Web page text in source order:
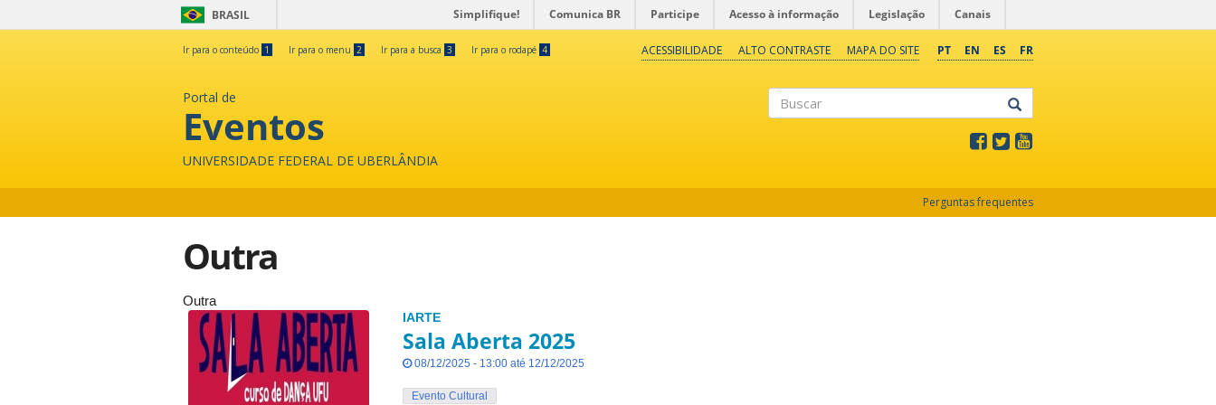
BRASIL Simplifique! Comunica BR Participe Acesso à informação Legislação Canais
Ir para o conteúdo 1 Ir para o menu 2 Ir para a busca 3 Ir para o rodapé 4 PT EN ES FR
ACESSIBILIDADE ALTO CONTRASTE MAPA DO SITE
Portal de
Eventos
UNIVERSIDADE FEDERAL DE UBERLÂNDIA
Perguntas frequentes
Outra
Outra
IARTE
Sala Aberta 2025
08/12/2025 - 13:00 até 12/12/2025
Evento Cultural